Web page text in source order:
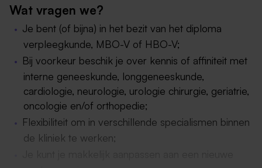
Wat vragen we?
Je bent (of bijna) in het bezit van het diploma
verpleegkunde, MBO-V of HBO-V;
Bij voorkeur beschik je over kennis of affiniteit met
interne geneeskunde, longgeneeskunde,
cardiologie, neurologie, urologie chirurgie, geriatrie,
oncologie en/of orthopedie;
Flexibiliteit om in verschillende specialismen binnen
de kliniek te werken;